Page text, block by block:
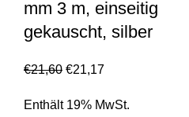
mm 3 m, einseitig
gekauscht, silber
€21,60 €21,17
Enthält 19% MwSt.